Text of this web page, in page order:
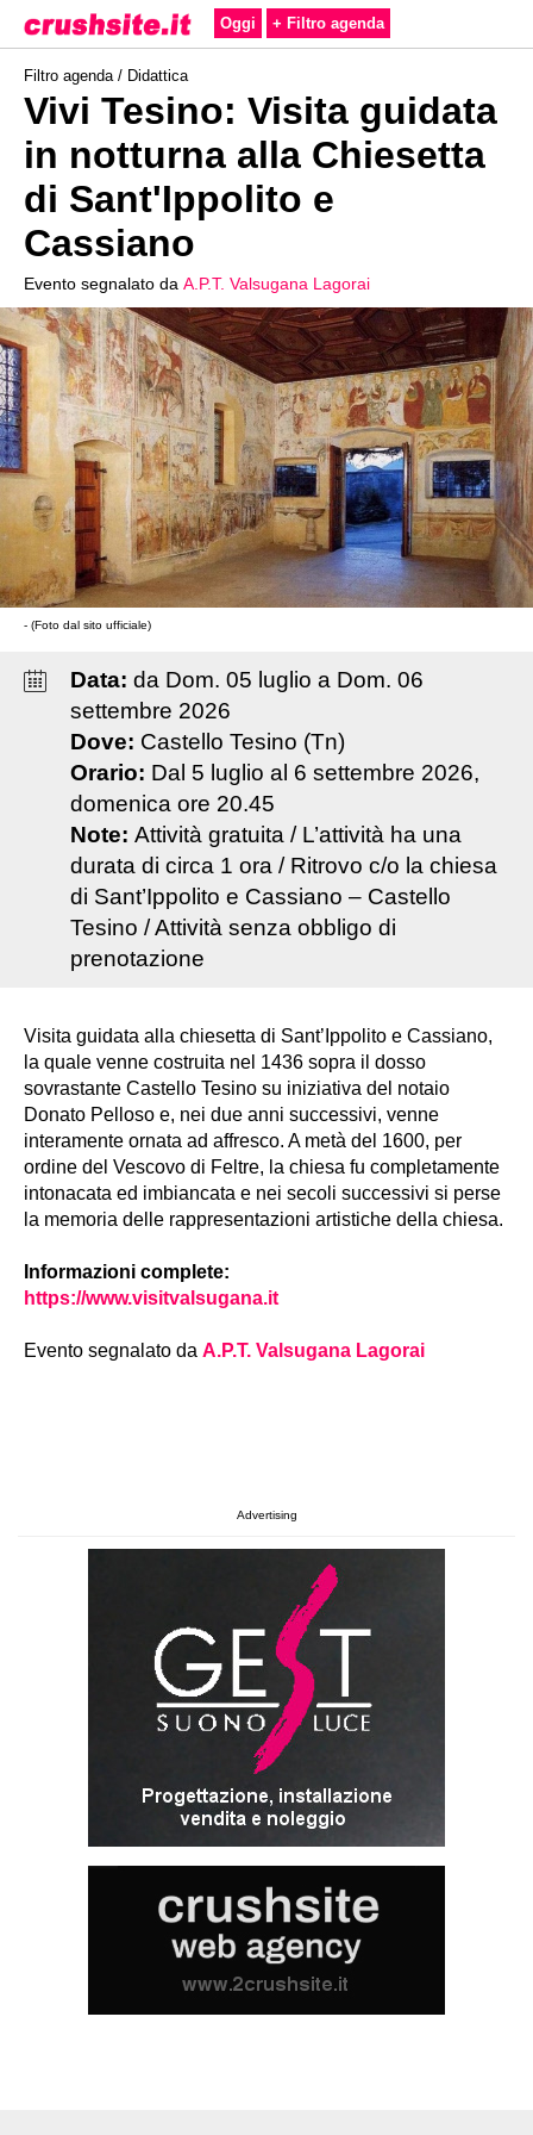
Oggi + Filtro agenda
Filtro agenda / Didattica
Vivi Tesino: Visita guidata
in notturna alla Chiesetta
di Sant'Ippolito e
Cassiano
Evento segnalato da A.P.T. Valsugana Lagorai
- (Foto dal sito ufficiale)
Data: da Dom. 05 luglio a Dom. 06
settembre 2026
Dove: Castello Tesino (Tn)
Orario: Dal 5 luglio al 6 settembre 2026,
domenica ore 20.45
Note: Attività gratuita / L’attività ha una
durata di circa 1 ora / Ritrovo c/o la chiesa
di Sant’Ippolito e Cassiano – Castello
Tesino / Attività senza obbligo di
prenotazione
Visita guidata alla chiesetta di Sant’Ippolito e Cassiano,
la quale venne costruita nel 1436 sopra il dosso
sovrastante Castello Tesino su iniziativa del notaio
Donato Pelloso e, nei due anni successivi, venne
interamente ornata ad affresco. A metà del 1600, per
ordine del Vescovo di Feltre, la chiesa fu completamente
intonacata ed imbiancata e nei secoli successivi si perse
la memoria delle rappresentazioni artistiche della chiesa.
Informazioni complete:
https://www.visitvalsugana.it
Evento segnalato da A.P.T. Valsugana Lagorai
Advertising